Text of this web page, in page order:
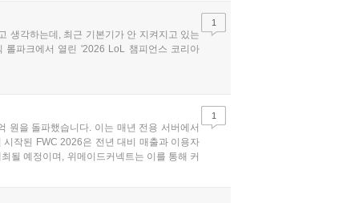
생각하는데, 최근 기본기가 안 지켜지고 있는
롤파크에서 열린 '2026 LoL 챔피언스 코리아
1
원을 돌파했습니다. 이는 매년 전용 서버에서
작된 FWC 2026은 전년 대비 매출과 이용자
될 예정이며, 위메이드커넥트는 이를 통해 커
1